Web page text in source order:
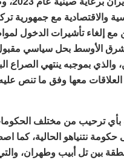
والاقتصادية مع جمهورية
مع إلغاء تأشيرات الدخول
الأوسط بحل سياسي
والذي بموجبه ينتهي الصراع
معها وفق ما تنص
بأي ترحيب من مختلف
حكومة نتنياهو الحالية، كما
بين تل أبيب وطهران،